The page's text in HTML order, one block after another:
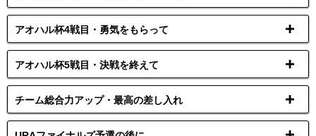
アオハル杯4戦目・勇気をもらって
アオハル杯5戦目・決戦を終えて
チーム総合力アップ・最高の差し入れ